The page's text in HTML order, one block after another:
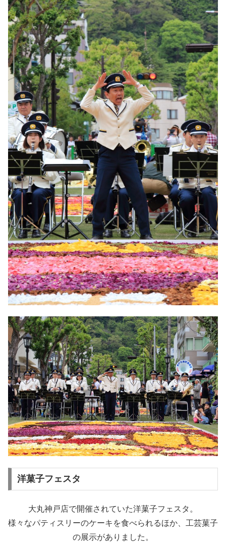
洋菓子フェスタ
大丸神戸店で開催されていた洋菓子フェスタ。
様々なパティスリーのケーキを食べられるほか、工芸菓子
の展示がありました。